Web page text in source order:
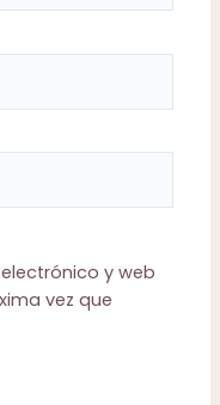
y web
vez que